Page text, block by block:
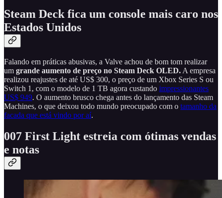
Steam Deck fica um console mais caro nos
Estados Unidos
Falando em práticas abusivas, a Valve achou de bom tom realizar
um grande aumento de preço no Steam Deck OLED. A empresa
realizou reajustes de até US$ 300, o preço de um Xbox Series S ou
Switch 1, com o modelo de 1 TB agora custando impressionantes
US$ 949. O aumento brusco chega antes do lançamento das Steam
Machines, o que deixou todo mundo preocupado com o tamanho da
facada que está vindo por aí.
007 First Light estreia com ótimas vendas
e notas